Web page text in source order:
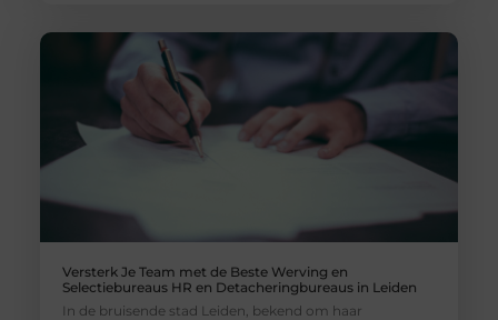
Versterk Je Team met de Beste Werving en
Selectiebureaus HR en Detacheringbureaus in Leiden
In de bruisende stad Leiden, bekend om haar